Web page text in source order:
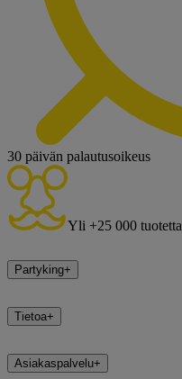
30 päivän palautusoikeus
Yli +25 000 tuotetta
Partyking+
Tietoa+
Asiakaspalvelu+